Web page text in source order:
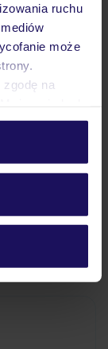
ruchu
może
na
znajdziesz